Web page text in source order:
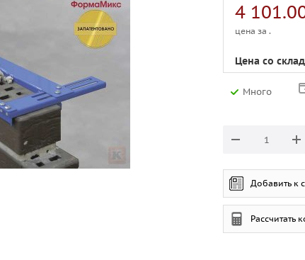
4
цена за .
Цена со
Много
Добавить к
Рассчитать